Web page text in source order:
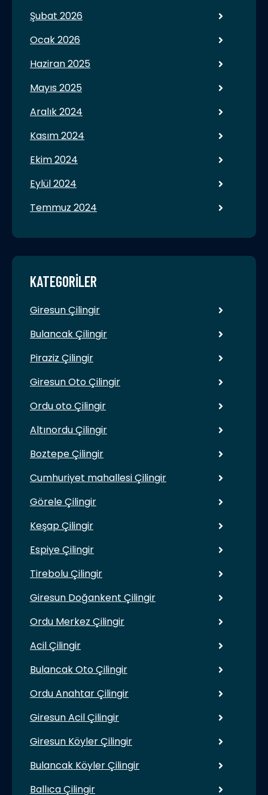
Şubat 2026
Ocak 2026
Haziran 2025
Mayıs 2025
Aralık 2024
Kasım 2024
Ekim 2024
Eylül 2024
Temmuz 2024
KATEGORILER
Giresun Çilingir
Bulancak Çilingir
Piraziz Çilingir
Giresun Oto Çilingir
Ordu oto Çilingir
Altınordu Çilingir
Boztepe Çilingir
Cumhuriyet mahallesi Çilingir
Görele Çilingir
Keşap Çilingir
Espiye Çilingir
Tirebolu Çilingir
Giresun Doğankent Çilingir
Ordu Merkez Çilingir
Acil Çilingir
Bulancak Oto Çilingir
Ordu Anahtar Çilingir
Giresun Acil Çilingir
Giresun Köyler Çilingir
Bulancak Köyler Çilingir
Ballıca Çilingir